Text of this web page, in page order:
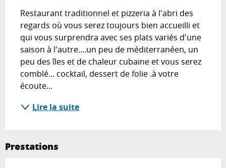
Restaurant traditionnel et pizzeria à l'abri des
regards où vous serez toujours bien accueilli et
qui vous surprendra avec ses plats variés d'une
saison à l'autre....un peu de méditerranéen, un
peu des îles et de chaleur cubaine et vous serez
comblé... cocktail, dessert de folie .à votre
écoute...
Lire la suite
Prestations